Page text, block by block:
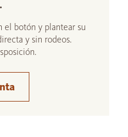
el botón y plantear su
y sin rodeos.